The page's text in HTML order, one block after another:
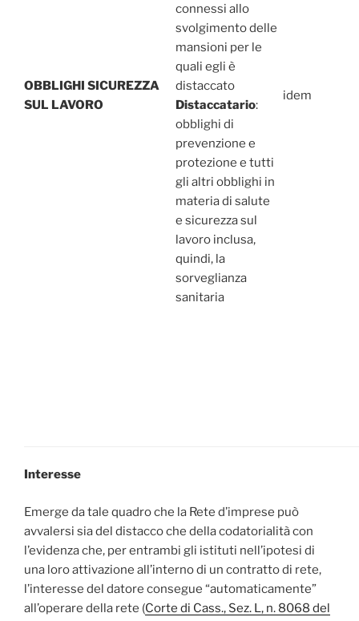
OBBLIGHI SICUREZZA
SUL LAVORO
connessi allo
svolgimento delle
mansioni per le
quali egli è
distaccato
Distaccatario:
obblighi di
prevenzione e
protezione e tutti
gli altri obblighi in
materia di salute
e sicurezza sul
lavoro inclusa,
quindi, la
sorveglianza
sanitaria
idem
Interesse
Emerge da tale quadro che la Rete d’imprese può
avvalersi sia del distacco che della codatorialità con
l’evidenza che, per entrambi gli istituti nell’ipotesi di
una loro attivazione all’interno di un contratto di rete,
l’interesse del datore consegue “automaticamente”
all’operare della rete (Corte di Cass., Sez. L, n. 8068 del